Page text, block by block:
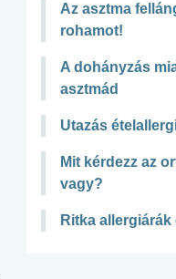
Az asztma
rohamot!
A dohányzás
asztmád
Utazás
Mit kérdezz az
vagy?
Ritka